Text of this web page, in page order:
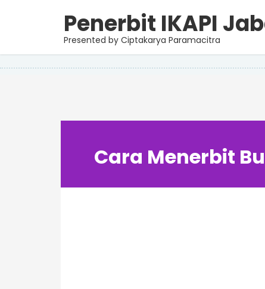
Penerbit IKAPI
Presented by Ciptakarya Paramacitra
Kamis, 26 Oktober 2023
Cara Menerbit Buku
Cara Menerbit